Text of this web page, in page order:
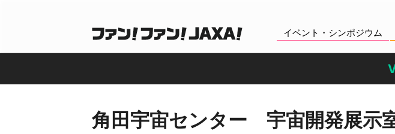
イベント・シンポジウム
角田宇宙センター 宇宙開発展示